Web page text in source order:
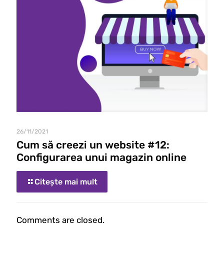
26/11/2021
Cum să creezi un website #12:
Configurarea unui magazin online
Citește mai mult
Comments are closed.